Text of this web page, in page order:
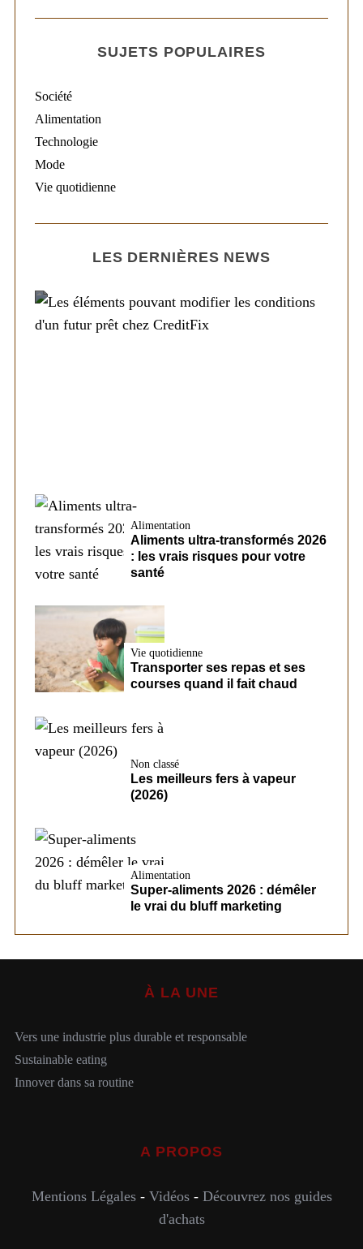
SUJETS POPULAIRES
Société
Alimentation
Technologie
Mode
Vie quotidienne
LES DERNIÈRES NEWS
Alimentation
Aliments ultra-transformés 2026
: les vrais risques pour votre
santé
Vie quotidienne
Transporter ses repas et ses
courses quand il fait chaud
Non classé
Les meilleurs fers à vapeur
(2026)
Alimentation
Super-aliments 2026 : démêler
le vrai du bluff marketing
À LA UNE
Vers une industrie plus durable et responsable
Sustainable eating
Innover dans sa routine
A PROPOS
Mentions Légales- Vidéos- Découvrez nos guides
d'achats